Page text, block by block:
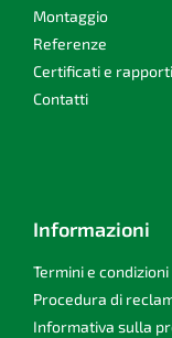
Montaggio
Referenze
Certificati e rapporti
Contatti
Informazioni
Termini e condizioni
Procedura di
Informativa sulla